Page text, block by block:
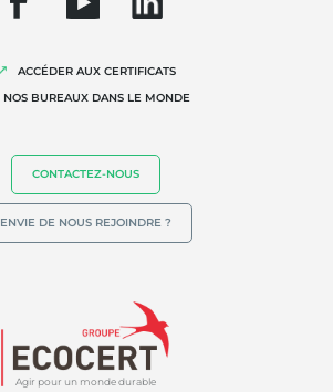
Agir pour un monde durable
ACCÉDER AUX CERTIFICATS
NOS BUREAUX DANS LE MONDE
CONTACTEZ-NOUS
ENVIE DE NOUS REJOINDRE ?